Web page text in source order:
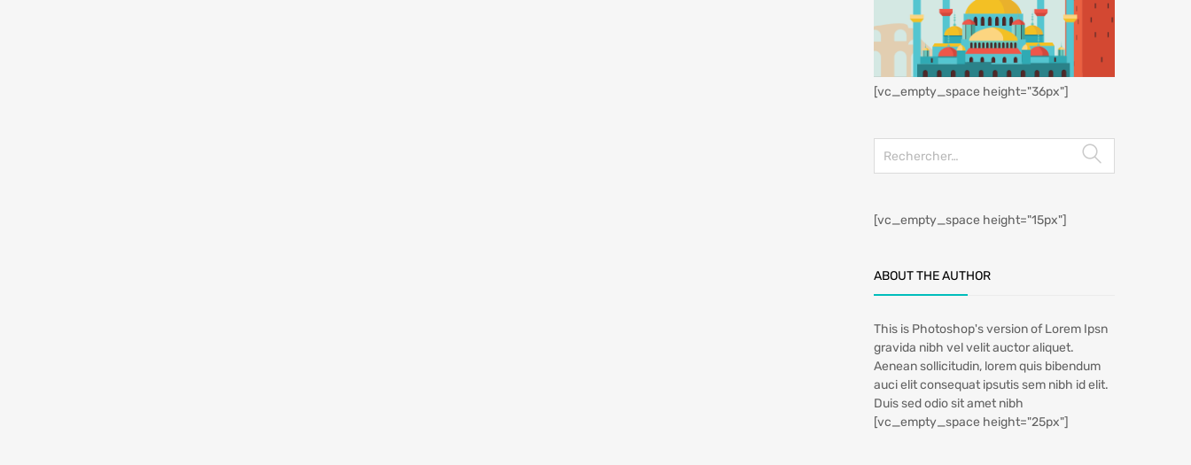
[vc_empty_space height="36px"]
[vc_empty_space height="15px"]
ABOUT THE AUTHOR
This is Photoshop's version of Lorem Ipsn
gravida nibh vel velit auctor aliquet.
Aenean sollicitudin, lorem quis bibendum
auci elit consequat ipsutis sem nibh id elit.
Duis sed odio sit amet nibh
[vc_empty_space height="25px"]